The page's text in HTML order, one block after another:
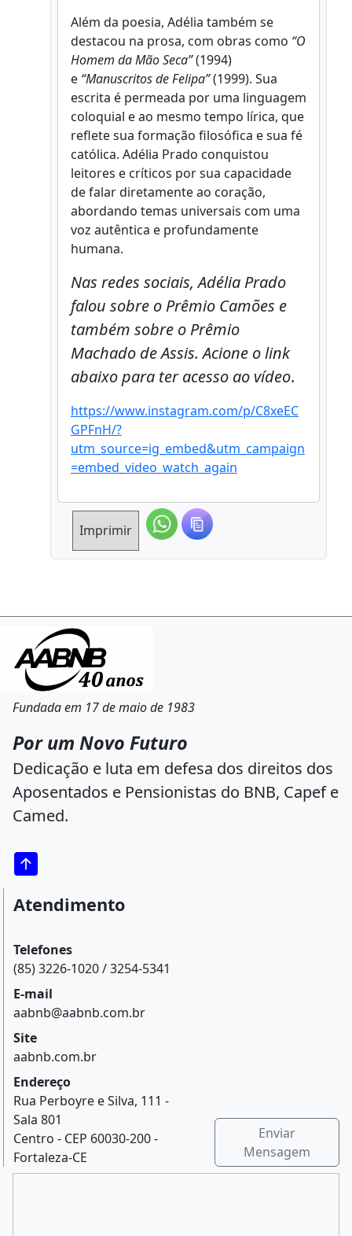
Além da poesia, Adélia também se
destacou na prosa, com obras como “O
Homem da Mão Seca”(1994)
e “Manuscritos de Felipa”(1999). Sua
escrita é permeada por uma linguagem
coloquial e ao mesmo tempo lírica, que
reflete sua formação filosófica e sua fé
católica. Adélia Prado conquistou
leitores e críticos por sua capacidade
de falar diretamente ao coração,
abordando temas universais com uma
voz autêntica e profundamente
humana.
Nas redes sociais, Adélia Prado
falou sobre o Prêmio Camões e
também sobre o Prêmio
Machado de Assis. Acione o link
abaixo para ter acesso ao vídeo.
https://www.instagram.com/p/C8xeEC
GPFnH/?
utm_source=ig_embed&utm_campaign
=embed_video_watch_again
Imprimir
Fundada em 17 de maio de 1983
Por um Novo Futuro
Dedicação e luta em defesa dos direitos dos
Aposentados e Pensionistas do BNB, Capef e
Camed.
Atendimento
Telefones
(85) 3226-1020 / 3254-5341
E-mail
aabnb@aabnb.com.br
Site
aabnb.com.br
Endereço
Rua Perboyre e Silva, 111 -
Sala 801
Centro - CEP 60030-200 -
Fortaleza-CE
Enviar
Mensagem